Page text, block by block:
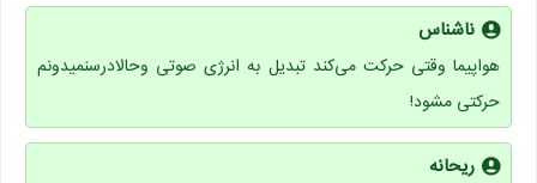
ناشناس
هواپیما وقتی حرکت می‌کند تبدیل به انرژی صوتی وحالادرسنمیدونم
حرکتی مشود!
ریحانه